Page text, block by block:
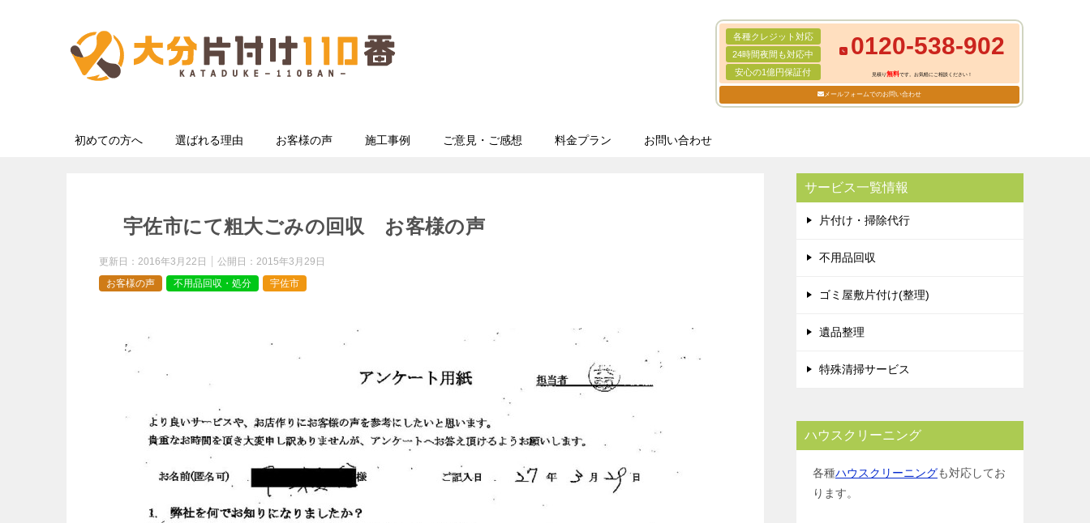
各種クレジット対応
24時間夜間も対応中
安心の1億円保証付
0120-538-902
見積り無料です。お気軽にご相談ください！
メールフォームでのお問い合わせ
初めての方へ 選ばれる理由 お客様の声 施工事例 ご意見・ご感想 料金プラン お問い合わせ
宇佐市にて粗大ごみの回収 お客様の声
更新日： 2016年3月22日 公開日： 2015年3月29日
お客様の声
不用品回収・処分 宇佐市
サービス一覧情報
片付け・掃除代行
不用品回収
ゴミ屋敷片付け(整理)
遺品整理
特殊清掃サービス
ハウスクリーニング
各種ハウスクリーニングも対応してお
ります。